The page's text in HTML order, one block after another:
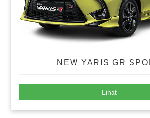
NEW YARIS GR
Lihat